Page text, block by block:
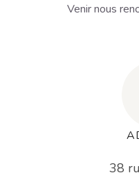
Venir nous
38